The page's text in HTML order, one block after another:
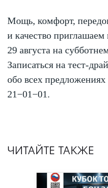
Мощь, комфорт,
и качество
29 августа на
Записаться на тест-
обо всех
21−01−01.
ЧИТАЙТЕ ТАКЖЕ